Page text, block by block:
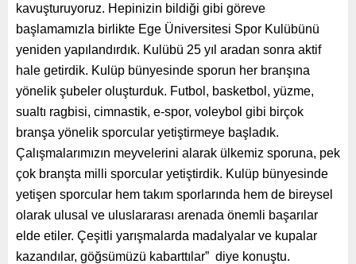
kavuşturuyoruz. Hepinizin bildiği gibi göreve
başlamamızla birlikte Ege Üniversitesi Spor Kulübünü
yeniden yapılandırdık. Kulübü 25 yıl aradan sonra aktif
hale getirdik. Kulüp bünyesinde sporun her branşına
yönelik şubeler oluşturduk. Futbol, basketbol, yüzme,
sualtı ragbisi, cimnastik, e-spor, voleybol gibi birçok
branşa yönelik sporcular yetiştirmeye başladık.
Çalışmalarımızın meyvelerini alarak ülkemiz sporuna, pek
çok branşta milli sporcular yetiştirdik. Kulüp bünyesinde
yetişen sporcular hem takım sporlarında hem de bireysel
olarak ulusal ve uluslararası arenada önemli başarılar
elde etiler. Çeşitli yarışmalarda madalyalar ve kupalar
kazandılar, göğsümüzü kabarttılar” diye konuştu.